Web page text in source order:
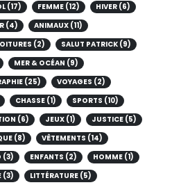
(17) FEMME (12)
HIVER (6)
(4)
ANIMAUX (11)
(2)
SALUT PATRICK (9)
MER & OCÉAN (9)
(25)
VOYAGES (2)
CHASSE (1)
SPORTS (10)
(6) JEUX (1)
JUSTICE (5)
(8)
VÊTEMENTS (14)
(3) ENFANTS (2)
HOMME (1)
(3) LITTÉRATURE (5)